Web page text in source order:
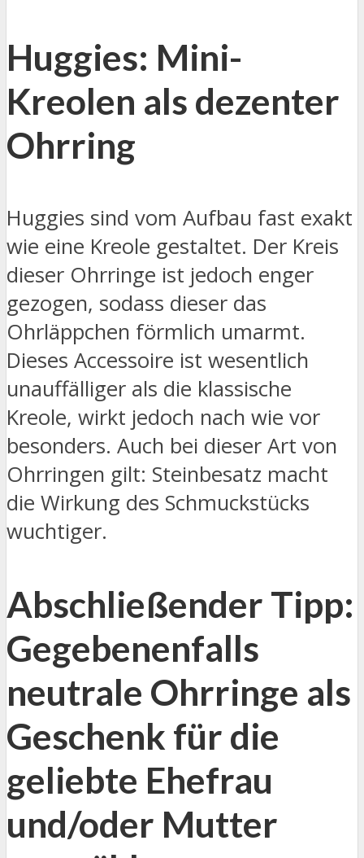
Huggies: Mini-
Kreolen als dezenter
Ohrring
Huggies sind vom Aufbau fast exakt
wie eine Kreole gestaltet. Der Kreis
dieser Ohrringe ist jedoch enger
gezogen, sodass dieser das
Ohrläppchen förmlich umarmt.
Dieses Accessoire ist wesentlich
unauffälliger als die klassische
Kreole, wirkt jedoch nach wie vor
besonders. Auch bei dieser Art von
Ohrringen gilt: Steinbesatz macht
die Wirkung des Schmuckstücks
wuchtiger.
Abschließender Tipp:
Gegebenenfalls
neutrale Ohrringe als
Geschenk für die
geliebte Ehefrau
und/oder Mutter